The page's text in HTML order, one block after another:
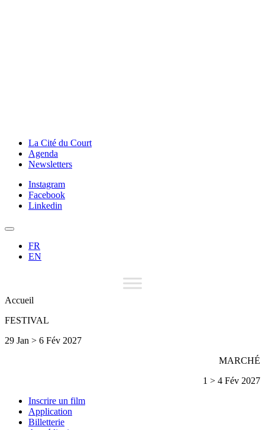
La Cité du Court
Agenda
Newsletters
Instagram
Facebook
Linkedin
FR
EN
Accueil
FESTIVAL
29 Jan > 6 Fév 2027
MARCHÉ
1 > 4 Fév 2027
Inscrire un film
Application
Billetterie